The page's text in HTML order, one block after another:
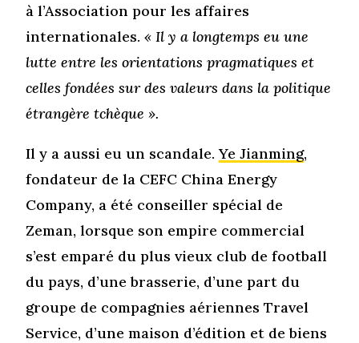
à l’Association pour les affaires
internationales.« Il y a longtemps eu une
lutte entre les orientations pragmatiques et
celles fondées sur des valeurs dans la politique
étrangère tchèque ».
Il y a aussi eu un scandale.Ye Jianming,
fondateur de la CEFC China Energy
Company, a été conseiller spécial de
Zeman, lorsque son empire commercial
s’est emparé du plus vieux club de football
du pays, d’une brasserie, d’une part du
groupe de compagnies aériennes Travel
Service, d’une maison d’édition et de biens